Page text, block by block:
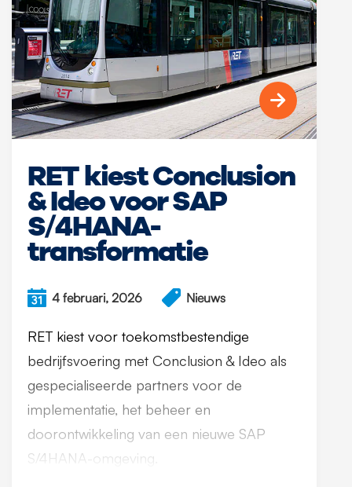
RET kiest Conclusion
& Ideo voor SAP
S/4HANA-
transformatie
4 februari, 2026 Nieuws
RET kiest voor toekomstbestendige
bedrijfsvoering met Conclusion & Ideo als
gespecialiseerde partners voor de
implementatie, het beheer en
doorontwikkeling van een nieuwe SAP
S/4HANA-omgeving.